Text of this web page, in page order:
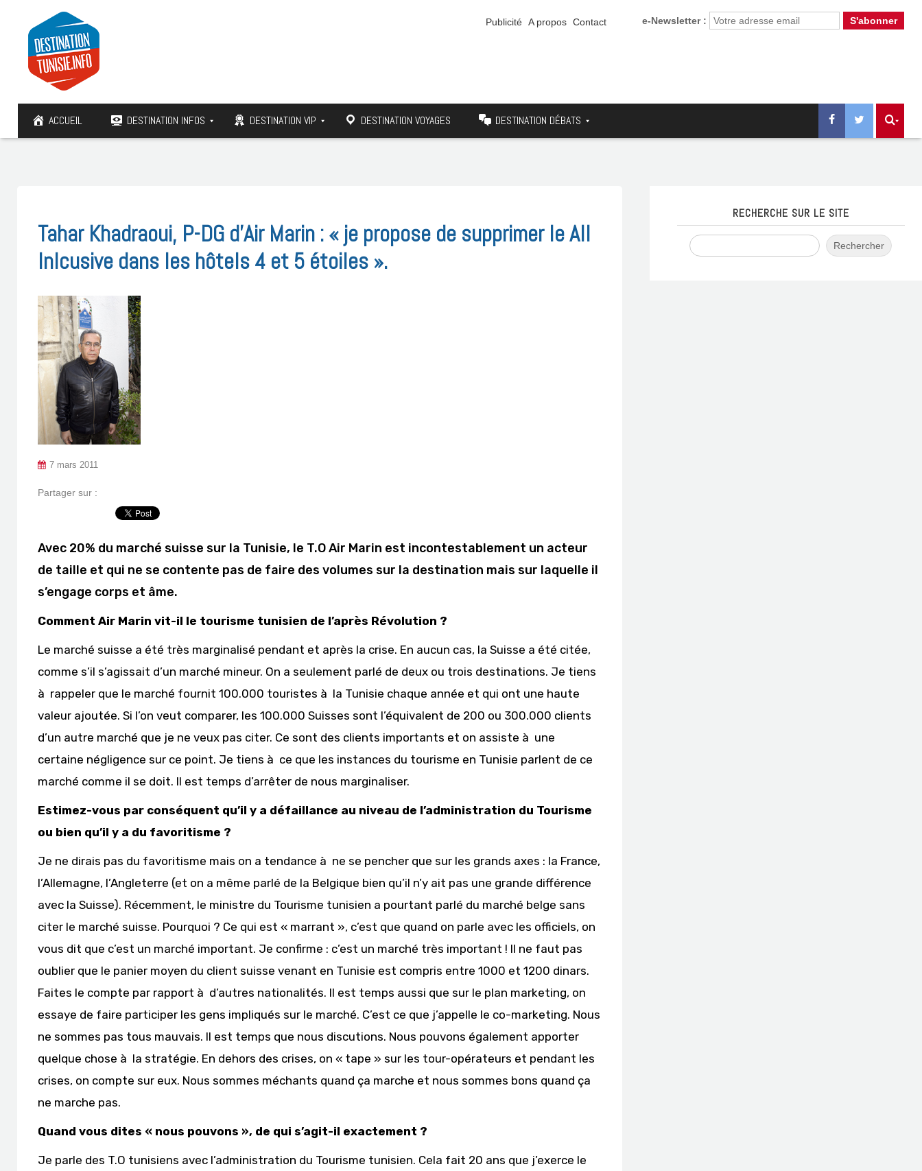
e-Newsletter :
Publicité A propos Contact
ACCUEIL DESTINATION INFOS DESTINATION VIP DESTINATION VOYAGES DESTINATION DÉBATS
Tahar Khadraoui, P-DG d’Air Marin : « je propose de supprimer le All
Inlcusive dans les hôtels 4 et 5 étoiles ».
7 mars 2011
Partager sur :
Avec 20% du marché suisse sur la Tunisie, le T.O Air Marin est incontestablement un acteur
de taille et qui ne se contente pas de faire des volumes sur la destination mais sur laquelle il
s’engage corps et âme.
Comment Air Marin vit-il le tourisme tunisien de l’après Révolution ?
Le marché suisse a été très marginalisé pendant et après la crise. En aucun cas, la Suisse a été citée,
comme s’il s’agissait d’un marché mineur. On a seulement parlé de deux ou trois destinations. Je tiens
à rappeler que le marché fournit 100.000 touristes à la Tunisie chaque année et qui ont une haute
valeur ajoutée. Si l’on veut comparer, les 100.000 Suisses sont l’équivalent de 200 ou 300.000 clients
d’un autre marché que je ne veux pas citer. Ce sont des clients importants et on assiste à une
certaine négligence sur ce point. Je tiens à ce que les instances du tourisme en Tunisie parlent de ce
marché comme il se doit. Il est temps d’arrêter de nous marginaliser.
Estimez-vous par conséquent qu’il y a défaillance au niveau de l’administration du Tourisme
ou bien qu’il y a du favoritisme ?
Je ne dirais pas du favoritisme mais on a tendance à ne se pencher que sur les grands axes : la France,
l’Allemagne, l’Angleterre (et on a même parlé de la Belgique bien qu’il n’y ait pas une grande différence
avec la Suisse). Récemment, le ministre du Tourisme tunisien a pourtant parlé du marché belge sans
citer le marché suisse. Pourquoi ? Ce qui est « marrant », c’est que quand on parle avec les officiels, on
vous dit que c’est un marché important. Je confirme : c’est un marché très important ! Il ne faut pas
oublier que le panier moyen du client suisse venant en Tunisie est compris entre 1000 et 1200 dinars.
Faites le compte par rapport à d’autres nationalités. Il est temps aussi que sur le plan marketing, on
essaye de faire participer les gens impliqués sur le marché. C’est ce que j’appelle le co-marketing. Nous
ne sommes pas tous mauvais. Il est temps que nous discutions. Nous pouvons également apporter
quelque chose à la stratégie. En dehors des crises, on « tape » sur les tour-opérateurs et pendant les
crises, on compte sur eux. Nous sommes méchants quand ça marche et nous sommes bons quand ça
ne marche pas.
Quand vous dites « nous pouvons », de qui s’agit-il exactement ?
Je parle des T.O tunisiens avec l’administration du Tourisme tunisien. Cela fait 20 ans que j’exerce le
RECHERCHE SUR LE SITE